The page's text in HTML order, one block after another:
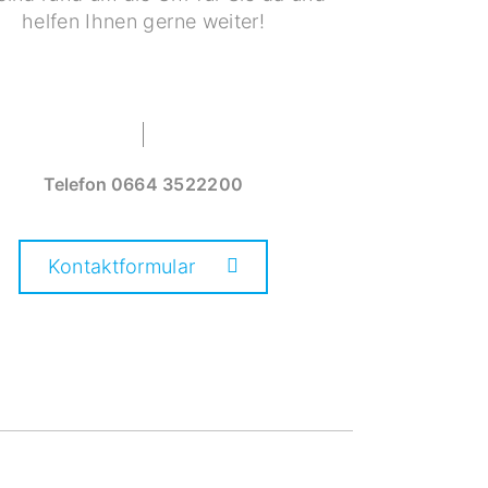
helfen Ihnen gerne weiter!
Telefon 0664 3522200
Kontaktformular